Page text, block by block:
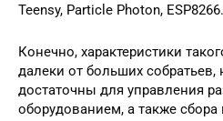
Teensy, Particle Photon, ESP8266.
Конечно, характеристики
далеки от больших
достаточны для управления
оборудованием, а также